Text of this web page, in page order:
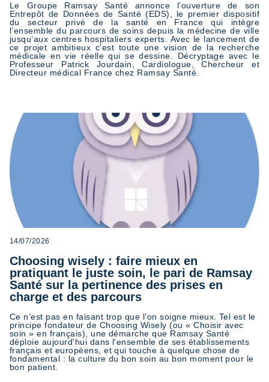
Le Groupe Ramsay Santé annonce l’ouverture de son
Entrepôt de Données de Santé (EDS), le premier dispositif
du secteur privé de la santé en France qui intègre
l’ensemble du parcours de soins depuis la médecine de ville
jusqu’aux centres hospitaliers experts. Avec le lancement de
ce projet ambitieux c'est toute une vision de la recherche
médicale en vie réelle qui se dessine. Décryptage avec le
Professeur Patrick Jourdain, Cardiologue, Chercheur et
Directeur médical France chez Ramsay Santé.
14/07/2026
Choosing wisely : faire mieux en
pratiquant le juste soin, le pari de Ramsay
Santé sur la pertinence des prises en
charge et des parcours
Ce n’est pas en faisant trop que l’on soigne mieux. Tel est le
principe fondateur de Choosing Wisely (ou « Choisir avec
soin » en français), une démarche que Ramsay Santé
déploie aujourd'hui dans l'ensemble de ses établissements
français et européens, et qui touche à quelque chose de
fondamental : la culture du bon soin au bon moment pour le
bon patient.